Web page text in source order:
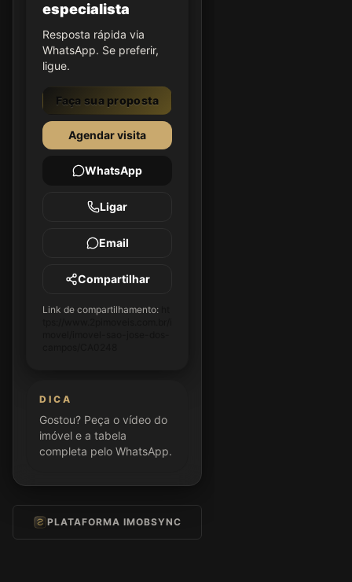
especialista
Resposta rápida via
WhatsApp. Se preferir,
ligue.
Faça sua proposta
Agendar visita
WhatsApp
Ligar
Email
Compartilhar
Link de compartilhamento:
DICA
Gostou? Peça o vídeo do
imóvel e a tabela
completa pelo WhatsApp.
PLATAFORMA IMOBSYNC